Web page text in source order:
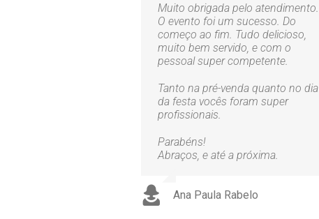
Muito obrigada pelo atendimento.
O evento foi um sucesso. Do
começo ao fim. Tudo delicioso,
muito bem servido, e com o
pessoal super competente.
Tanto na pré-venda quanto no dia
da festa vocês foram super
profissionais.
Parabéns!
Abraços, e até a próxima.
Ana Paula Rabelo